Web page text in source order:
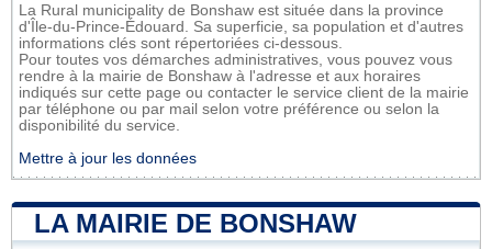
La Rural municipality de Bonshaw est située dans la province
d'Île-du-Prince-Édouard. Sa superficie, sa population et d'autres
informations clés sont répertoriées ci-dessous.
Pour toutes vos démarches administratives, vous pouvez vous
rendre à la mairie de Bonshaw à l'adresse et aux horaires
indiqués sur cette page ou contacter le service client de la mairie
par téléphone ou par mail selon votre préférence ou selon la
disponibilité du service.
Mettre à jour les données
LA MAIRIE DE BONSHAW